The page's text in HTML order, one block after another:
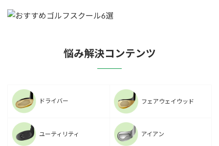
悩み解決コンテンツ
ドライバー フェアウェイウッド
ユーティリティ アイアン